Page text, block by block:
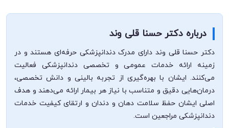
درباره دکتر حسنا قلی وند
دکتر حسنا قلی وند دارای مدرک دندانپزشکی حرفه‌ای هستند و در
زمینه ارائه خدمات عمومی و تخصصی دندانپزشکی فعالیت
می‌کنند. ایشان با بهره‌گیری از تجربه بالینی و دانش تخصصی،
درمان‌هایی دقیق و متناسب با نیاز هر بیمار ارائه می‌دهند و هدف
اصلی ایشان حفظ سلامت دهان و دندان و ارتقای کیفیت خدمات
دندانپزشکی مراجعین است.